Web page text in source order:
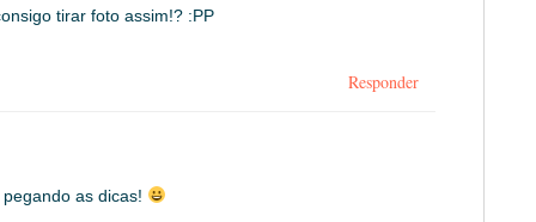
tirar foto assim!? :PP
Responder
as dicas!